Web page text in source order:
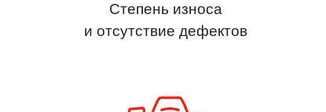
Степень износа
и отсутствие дефектов